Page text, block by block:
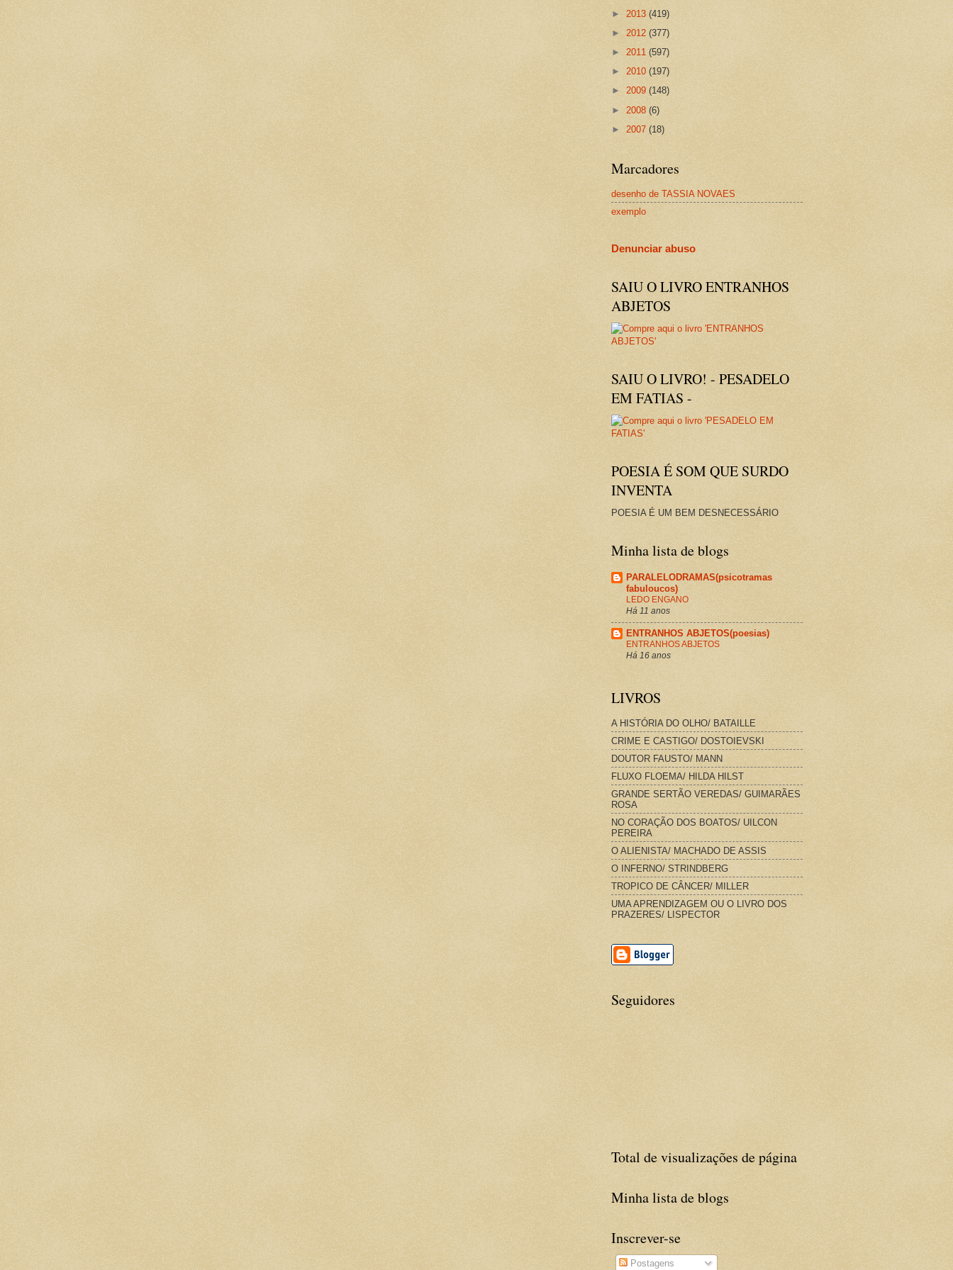
► 2013 (419)
► 2012 (377)
► 2011 (597)
► 2010 (197)
► 2009 (148)
► 2008 (6)
► 2007 (18)
Marcadores
desenho de TASSIA NOVAES
exemplo
Denunciar abuso
SAIU O LIVRO ENTRANHOS
ABJETOS
SAIU O LIVRO! - PESADELO
EM FATIAS -
POESIA É SOM QUE SURDO
INVENTA
POESIA É UM BEM DESNECESSÁRIO
Minha lista de blogs
PARALELODRAMAS(psicotramas
fabuloucos)
LEDO ENGANO
Há 11 anos
ENTRANHOS ABJETOS(poesias)
ENTRANHOS ABJETOS
Há 16 anos
LIVROS
A HISTÓRIA DO OLHO/ BATAILLE
CRIME E CASTIGO/ DOSTOIEVSKI
DOUTOR FAUSTO/ MANN
FLUXO FLOEMA/ HILDA HILST
GRANDE SERTÃO VEREDAS/ GUIMARÃES
ROSA
NO CORAÇÃO DOS BOATOS/ UILCON
PEREIRA
O ALIENISTA/ MACHADO DE ASSIS
O INFERNO/ STRINDBERG
TROPICO DE CÂNCER/ MILLER
UMA APRENDIZAGEM OU O LIVRO DOS
PRAZERES/ LISPECTOR
Seguidores
Total de visualizações de página
Minha lista de blogs
Inscrever-se
Postagens